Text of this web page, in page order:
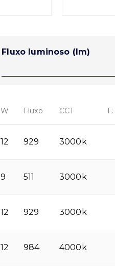
Fluxo luminoso (lm)
W Fluxo CCT
12 929 3000k
9 511 3000k
12 929 3000k
12 984 4000k